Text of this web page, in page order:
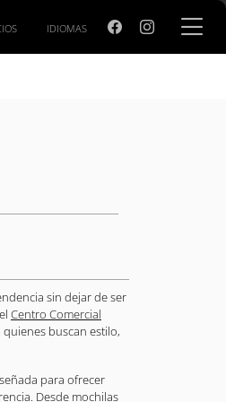
IDIOMAS
sin dejar de ser
Centro Comercial
buscan estilo,
para ofrecer
Desde mochilas